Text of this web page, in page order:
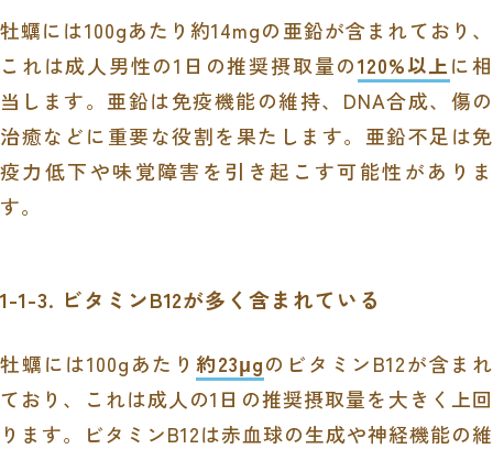
牡蠣には100gあたり約14mgの亜鉛が含まれており、
これは成人男性の1日の推奨摂取量の120%以上に相
当します。亜鉛は免疫機能の維持、DNA合成、傷の
治癒などに重要な役割を果たします。亜鉛不足は免
疫力低下や味覚障害を引き起こす可能性がありま
す。
1-1-3. ビタミンB12が多く含まれている
牡蠣には100gあたり 約23μgのビタミンB12が含まれ
ており、これは成人の1日の推奨摂取量を大きく上回
ります。ビタミンB12は赤血球の生成や神経機能の維